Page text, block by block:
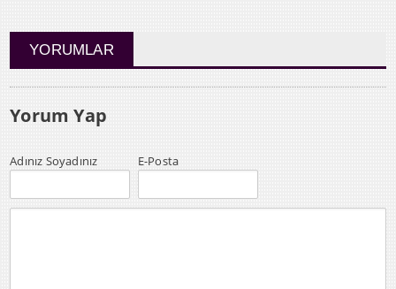
YORUMLAR
Yorum Yap
Adınız Soyadınız E-Posta